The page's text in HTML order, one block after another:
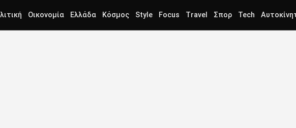
Οικονομία Ελλάδα Κόσμος Style Focus Travel Σπορ Tech